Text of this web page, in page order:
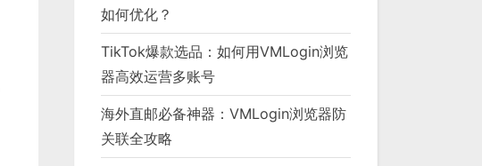
如何优化？
TikTok爆款选品：如何用VMLogin浏览
器高效运营多账号
海外直邮必备神器：VMLogin浏览器防
关联全攻略